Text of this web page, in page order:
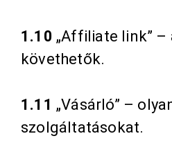
1.10 „Affiliate link”
követhetők.
1.11 „Vásárló” –
szolgáltatásokat.